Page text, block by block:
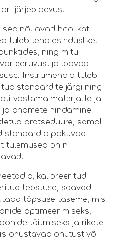
järjepidevus.
nõuavad hoolikat
tuleb teha esinduslikel
ning mitu
ja loovad
Instrumendid tuleb
standardite järgi ning
vastama materjalile ja
ja andmete hindamine
protseduure, samal
standardid pakuvad
tulemused on nii
kalibreeritud
teostuse, saavad
täpsuse taseme, mis
optimeerimiseks,
täitmiseks ja rikete
ohustavad ohutust või